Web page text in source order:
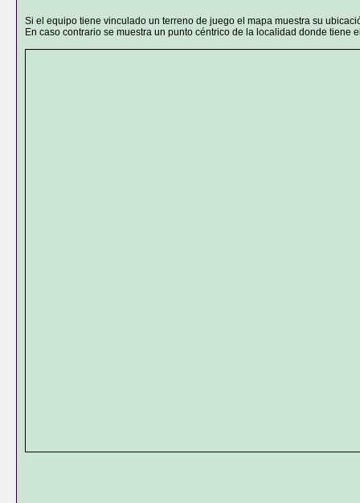
Si el equipo tiene vinculado un terreno de juego el mapa muestra su
En caso contrario se muestra un punto céntrico de la localidad donde tiene